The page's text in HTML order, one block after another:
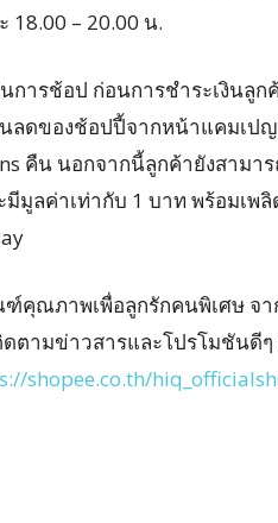
18.00 – 20.00 น.
ารช้อป ก่อนการชำระเงินลูก
ลดของช้อปปี้จากหน้าแคมเป
คืน นอกจากนี้ลูกค้ายังสามาร
มีมูลค่าเท่ากับ 1 บาท พร้อมเพ
ณภาพเพื่อลูกรักคนพิเศษ จา
ตามข่าวสารและโปรโมชันดีๆ
shopee.co.th/